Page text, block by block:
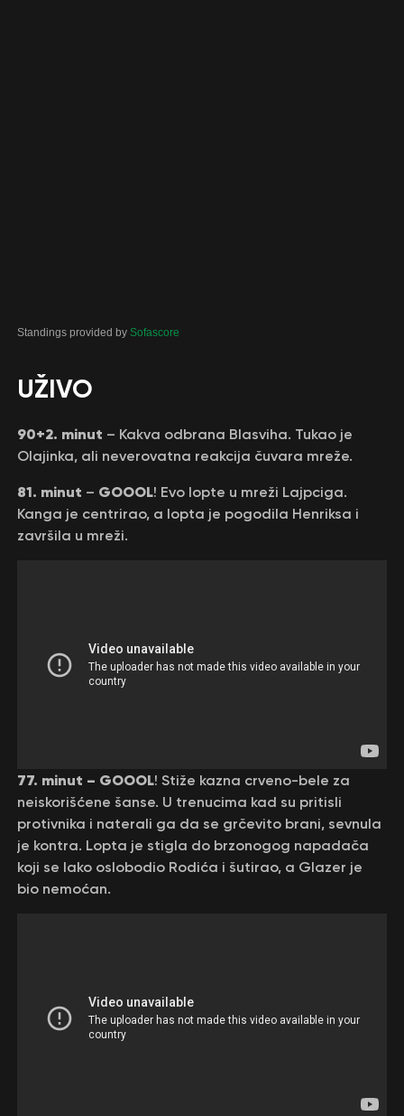
Standings provided by Sofascore
UŽIVO
90+2. minut – Kakva odbrana Blasviha. Tukao je
Olajinka, ali neverovatna reakcija čuvara mreže.
81. minut – GOOOL! Evo lopte u mreži Lajpciga.
Kanga je centrirao, a lopta je pogodila Henriksa i
završila u mreži.
77. minut – GOOOL! Stiže kazna crveno-bele za
neiskorišćene šanse. U trenucima kad su pritisli
protivnika i naterali ga da se grčevito brani, sevnula
je kontra. Lopta je stigla do brzonogog napadača
koji se lako oslobodio Rodića i šutirao, a Glazer je
bio nemoćan.